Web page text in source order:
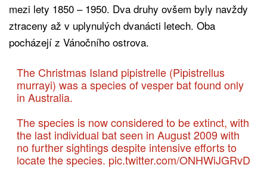
mezi lety 1850 – 1950. Dva druhy ovšem byly navždy
ztraceny až v uplynulých dvanácti letech. Oba
pocházejí z Vánočního ostrova.
The Christmas Island pipistrelle (Pipistrellus
murrayi) was a species of vesper bat found only
in Australia.
The species is now considered to be extinct, with
the last individual bat seen in August 2009 with
no further sightings despite intensive efforts to
locate the species. pic.twitter.com/ONHWiJGRvD